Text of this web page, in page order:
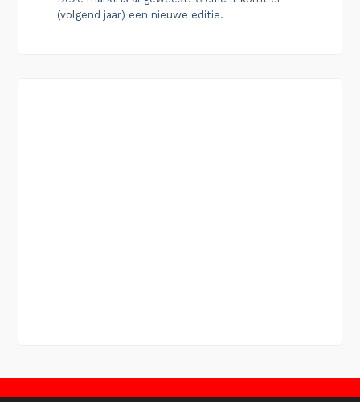
(volgend jaar) een nieuwe editie.